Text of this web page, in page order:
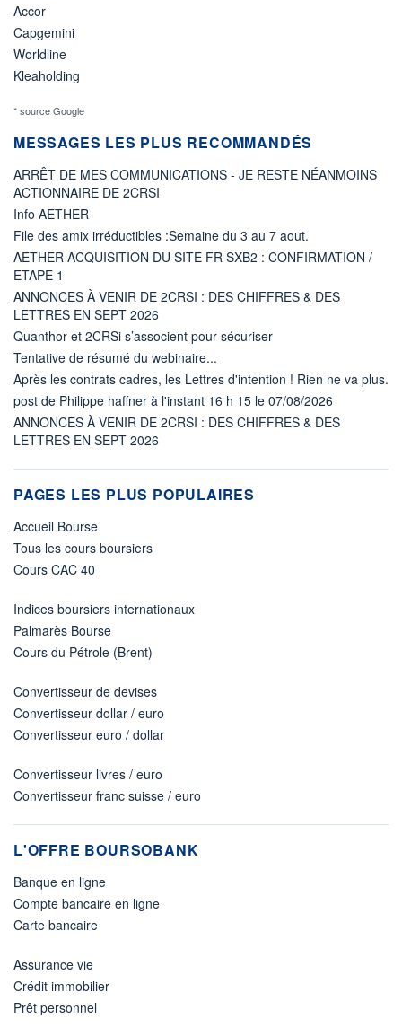
Accor
Capgemini
Worldline
Kleaholding
* source Google
MESSAGES LES PLUS RECOMMANDÉS
ARRÊT DE MES COMMUNICATIONS - JE RESTE NÉANMOINS
ACTIONNAIRE DE 2CRSI
Info AETHER
File des amix irréductibles :Semaine du 3 au 7 aout.
AETHER ACQUISITION DU SITE FR SXB2 : CONFIRMATION /
ETAPE 1
ANNONCES À VENIR DE 2CRSI : DES CHIFFRES & DES
LETTRES EN SEPT 2026
Quanthor et 2CRSi s’associent pour sécuriser
Tentative de résumé du webinaire...
Après les contrats cadres, les Lettres d'intention ! Rien ne va plus.
post de Philippe haffner à l'instant 16 h 15 le 07/08/2026
ANNONCES À VENIR DE 2CRSI : DES CHIFFRES & DES
LETTRES EN SEPT 2026
PAGES LES PLUS POPULAIRES
Accueil Bourse
Tous les cours boursiers
Cours CAC 40
Indices boursiers internationaux
Palmarès Bourse
Cours du Pétrole (Brent)
Convertisseur de devises
Convertisseur dollar / euro
Convertisseur euro / dollar
Convertisseur livres / euro
Convertisseur franc suisse / euro
L'OFFRE BOURSOBANK
Banque en ligne
Compte bancaire en ligne
Carte bancaire
Assurance vie
Crédit immobilier
Prêt personnel